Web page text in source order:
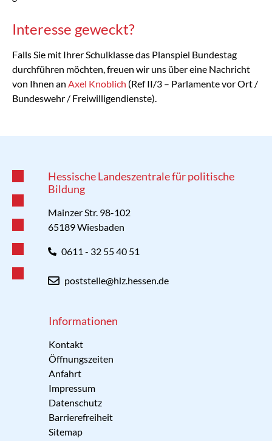
Interesse geweckt?
Falls Sie mit Ihrer Schulklasse das Planspiel Bundestag
durchführen möchten, freuen wir uns über eine Nachricht
von Ihnen an Axel Knoblich (Ref II/3 – Parlamente vor Ort /
Bundeswehr / Freiwilligendienste).
Hessische Landeszentrale für politische
Bildung
Mainzer Str. 98-102
65189 Wiesbaden
0611 - 32 55 40 51
poststelle@hlz.hessen.de
Informationen
Kontakt
Öffnungszeiten
Anfahrt
Impressum
Datenschutz
Barrierefreiheit
Sitemap